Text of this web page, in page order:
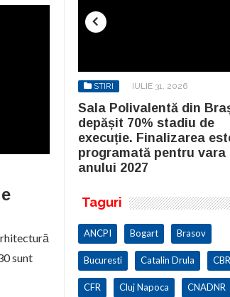
sunt
vara
STIRI IULIE 31, 2026
Sala Polivalentă din
depășit 70% stadiu de
execuție. Finalizarea
programată pentru vara
anului 2027
Taguri
ANCPI Bogart Brasov
Bucuresti Catalin Drula
CFR Cluj Napoca CNADNR